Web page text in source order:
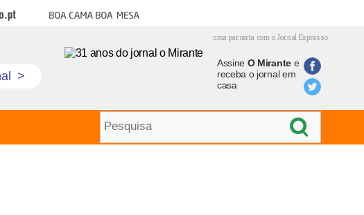
Boa cama boa mesa
uma parceria com o Jornal Expresso
>
Assine O Mirantee
receba o jornal em
casa